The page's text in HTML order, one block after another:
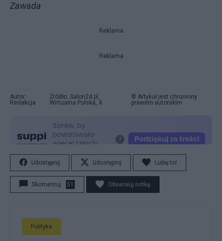
Zawada
Reklama
Reklama
Autor:
Redakcja
Źródło: Salon24.pl,
Wirtualna Polska, X
© Artykuł jest chroniony
prawem autorskim
Udostępnij Udostępnij Lubię to!
Skomentuj 51 Obserwuj notkę
Polityka